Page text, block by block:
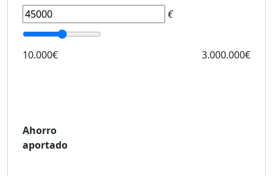
€
10.000€ 3.000.000€
Ahorro
aportado